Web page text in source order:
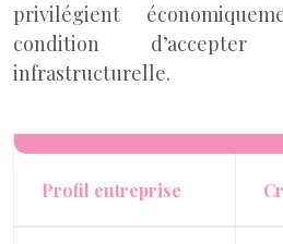
privilégient
condition
infrastructurelle.
Profil entreprise